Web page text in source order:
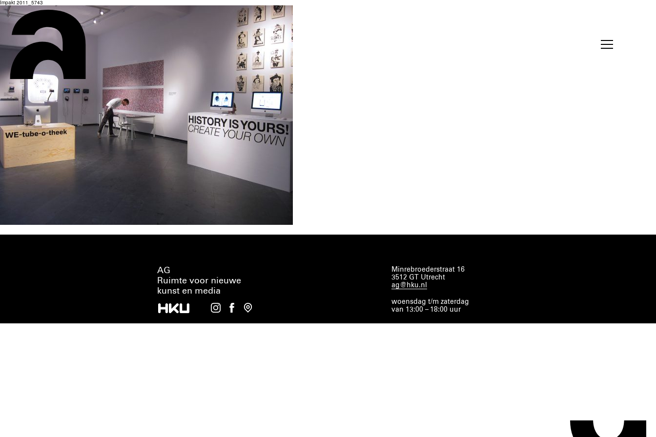
Impakt 2011_5743
AG
Ruimte voor nieuwe
kunst en media
Minrebroederstraat 16
3512 GT Utrecht
ag@hku.nl
woensdag t/m zaterdag
van 13:00 – 18:00 uur